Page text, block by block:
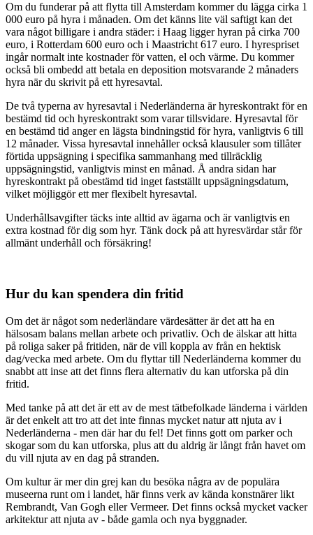
Om du funderar på att flytta till Amsterdam kommer du lägga cirka 1
000 euro på hyra i månaden. Om det känns lite väl saftigt kan det
vara något billigare i andra städer: i Haag ligger hyran på cirka 700
euro, i Rotterdam 600 euro och i Maastricht 617 euro. I hyrespriset
ingår normalt inte kostnader för vatten, el och värme. Du kommer
också bli ombedd att betala en deposition motsvarande 2 månaders
hyra när du skrivit på ett hyresavtal.
De två typerna av hyresavtal i Nederländerna är hyreskontrakt för en
bestämd tid och hyreskontrakt som varar tillsvidare. Hyresavtal för
en bestämd tid anger en lägsta bindningstid för hyra, vanligtvis 6 till
12 månader. Vissa hyresavtal innehåller också klausuler som tillåter
förtida uppsägning i specifika sammanhang med tillräcklig
uppsägningstid, vanligtvis minst en månad. Å andra sidan har
hyreskontrakt på obestämd tid inget fastställt uppsägningsdatum,
vilket möjliggör ett mer flexibelt hyresavtal.
Underhållsavgifter täcks inte alltid av ägarna och är vanligtvis en
extra kostnad för dig som hyr. Tänk dock på att hyresvärdar står för
allmänt underhåll och försäkring!
Hur du kan spendera din fritid
Om det är något som nederländare värdesätter är det att ha en
hälsosam balans mellan arbete och privatliv. Och de älskar att hitta
på roliga saker på fritiden, när de vill koppla av från en hektisk
dag/vecka med arbete. Om du flyttar till Nederländerna kommer du
snabbt att inse att det finns flera alternativ du kan utforska på din
fritid.
Med tanke på att det är ett av de mest tätbefolkade länderna i världen
är det enkelt att tro att det inte finnas mycket natur att njuta av i
Nederländerna - men där har du fel! Det finns gott om parker och
skogar som du kan utforska, plus att du aldrig är långt från havet om
du vill njuta av en dag på stranden.
Om kultur är mer din grej kan du besöka några av de populära
museerna runt om i landet, här finns verk av kända konstnärer likt
Rembrandt, Van Gogh eller Vermeer. Det finns också mycket vacker
arkitektur att njuta av - både gamla och nya byggnader.